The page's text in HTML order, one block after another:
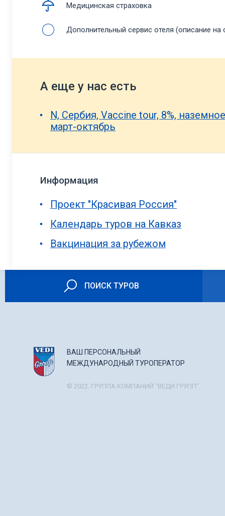
Медицинская страховка
Дополнительный сервис отеля (описание на
А еще у нас есть
N, Сербия, Vaccine tour, 8%,
март-октябрь
Информация
Проект "Красивая Россия"
Календарь туров на Кавказ
Вакцинация за рубежом
ПОИСК ТУРОВ
ВАШ ПЕРСОНАЛЬНЫЙ
МЕЖДУНАРОДНЫЙ ТУРОПЕРАТОР
© 2022. ГРУППА КОМПАНИЙ "ВЕДИ ГРУПП".